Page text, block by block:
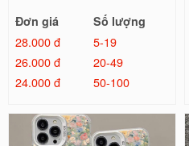
Đơn giá
Số lượng
28.000 đ
5-19
26.000 đ
20-49
24.000 đ
50-100